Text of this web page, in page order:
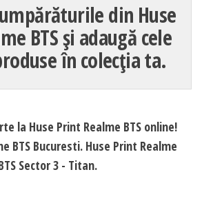
din Huse
BTS și adaugă cele
în colecția ta.
la Huse Print Realme BTS online!
BTS Bucuresti. Huse Print Realme
Sector 3 - Titan.